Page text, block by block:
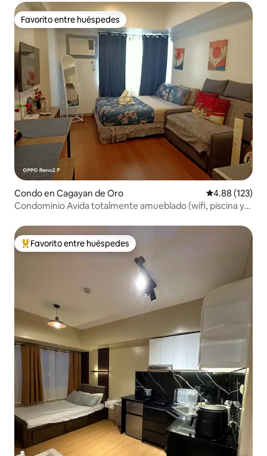
Favorito entre huéspedes
Favorito entre huéspedes
Condo en Cagayan de Oro Calificación
4.88 (123)
Condominio Avida totalmente amueblado (wifi, piscina y
Favorito entre huéspedes preferido
Favorito entre huéspedes